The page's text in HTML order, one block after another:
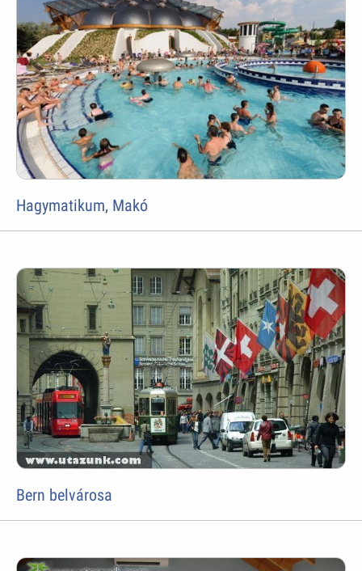
Hagymatikum, Makó
Bern belvárosa